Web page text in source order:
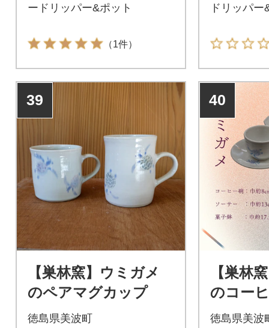
ードリッパー&ポット
（1件）
ドリッパー
39
【巣林窯】ウミガメ
のペアマグカップ
徳島県美波町
40
【巣林
のコー
徳島県美波